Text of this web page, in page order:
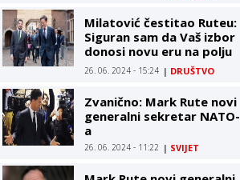
Milatović čestitao Ruteu:
Siguran sam da Vaš izbor
donosi novu eru na polju
bezbjednosti i saradnje
26. 06. 2024 - 15:24 | DRUŠTVO
Zvanično: Mark Rute novi
generalni sekretar NATO-
a
26. 06. 2024 - 11:22 | SVIJET